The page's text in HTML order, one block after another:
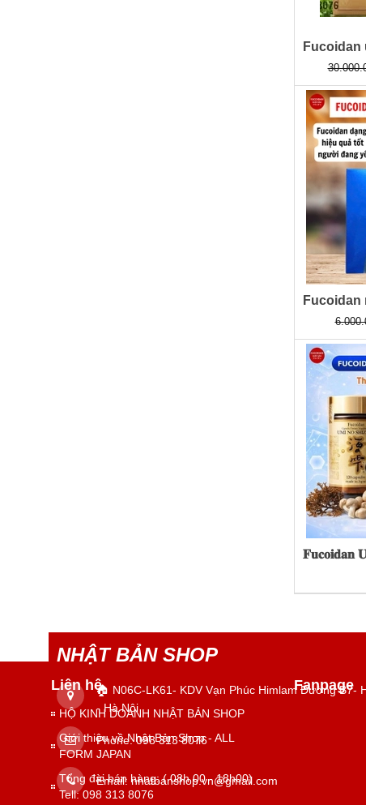
NHẬT BẢN SHOP
🏠 N06C-LK61- KDV Vạn Phúc Himlam Đường B7-
- Hà Nội
Phone:098 313 8076
Email:nhatbanshop.vn@gmail.com
Liên hệ
HỘ KINH DOANH NHẬT BẢN SHOP
Giới thiệu về Nhật Bản Shop - ALL
FORM JAPAN
Tổng đài bán hàng: ( 08h 00 - 18h00)
Tell: 098 313 8076
Fanpage